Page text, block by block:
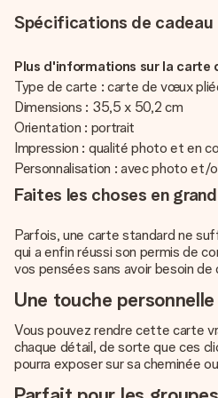
Spécifications de cadeau
Plus d'informations sur la carte
Type de carte : carte de vœux
Dimensions : 35,5 x 50,2 cm
Orientation : portrait
Impression : qualité photo et en
Personnalisation : avec photo et/
Faites les choses en
Parfois, une carte standard ne
qui a enfin réussi son permis de
vos pensées sans avoir besoin de
Une touche
Vous pouvez rendre cette carte
chaque détail, de sorte que ces
pourra exposer sur sa cheminée